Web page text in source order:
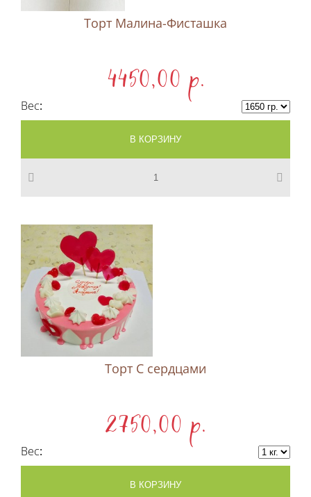
Торт Малина-Фисташка
4450,00 p.
Вес
Торт С сердцами
2750,00 p.
Вес